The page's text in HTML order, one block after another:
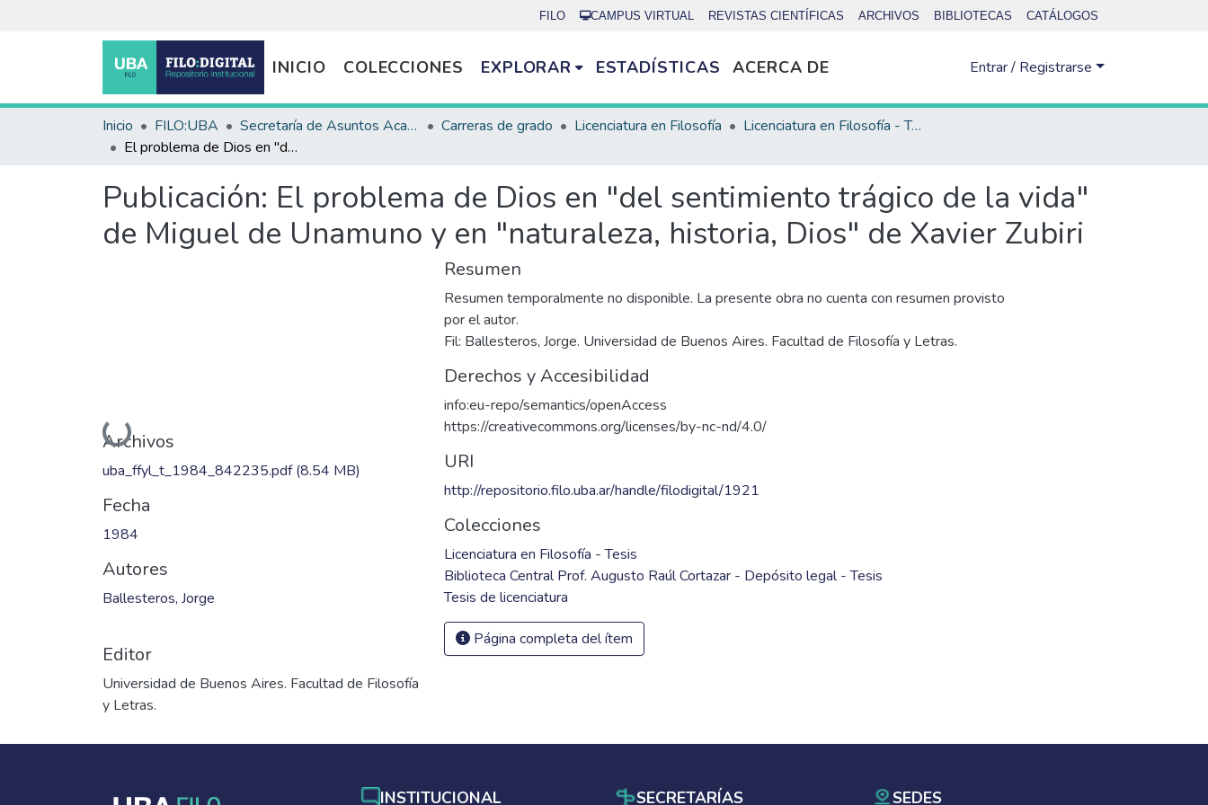
FILO CAMPUS VIRTUAL REVISTAS CIENTÍFICAS ARCHIVOS BIBLIOTECAS CATÁLOGOS
INICIO COLECCIONES EXPLORAR ESTADÍSTICAS ACERCA DE Entrar / Registrarse
Inicio FILO:UBA Secretaría de Asuntos Académicos Carreras de grado Licenciatura en Filosofía
Licenciatura en Filosofía - Tesis
El problema de Dios en "del sentimiento trágico de la vida" de Miguel de Unamuno y en "naturaleza, historia, Dios" de Xavier Zubiri
Publicación: El problema de Dios en "del sentimiento trágico de la vida"
de Miguel de Unamuno y en "naturaleza, historia, Dios" de Xavier Zubiri
Cargando...
Archivos
uba_ffyl_t_1984_842235.pdf(8.54 MB)
Fecha
1984
Autores
Ballesteros, Jorge
Editor
Universidad de Buenos Aires. Facultad de Filosofía
y Letras.
Resumen
Resumen temporalmente no disponible. La presente obra no cuenta con resumen provisto
por el autor.
Fil: Ballesteros, Jorge. Universidad de Buenos Aires. Facultad de Filosofía y Letras.
Derechos y Accesibilidad
info:eu-repo/semantics/openAccess
https://creativecommons.org/licenses/by-nc-nd/4.0/
URI
http://repositorio.filo.uba.ar/handle/filodigital/1921
Colecciones
Licenciatura en Filosofía - Tesis
Biblioteca Central Prof. Augusto Raúl Cortazar - Depósito legal - Tesis
Tesis de licenciatura
Página completa del ítem
INSTITUCIONAL SECRETARÍAS SEDES